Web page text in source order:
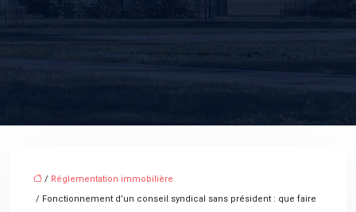
/ Réglementation immobilière
/ Fonctionnement d’un conseil syndical sans président : que faire